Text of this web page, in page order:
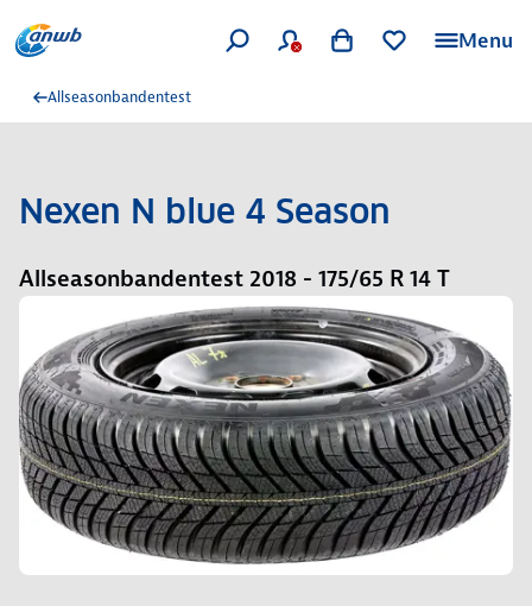
Menu
Allseasonbandentest
Nexen N blue 4 Season
Allseasonbandentest 2018 - 175/65 R 14 T